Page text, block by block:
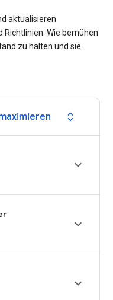
aktualisieren
Wie bemühen
zu halten und sie
expand_all


